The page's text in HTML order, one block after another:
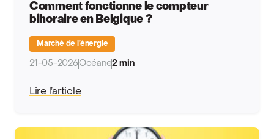
Comment fonctionne le compteur
bihoraire en Belgique ?
Marché de l’énergie
21-05-2026Océane2 min
Lire l’article